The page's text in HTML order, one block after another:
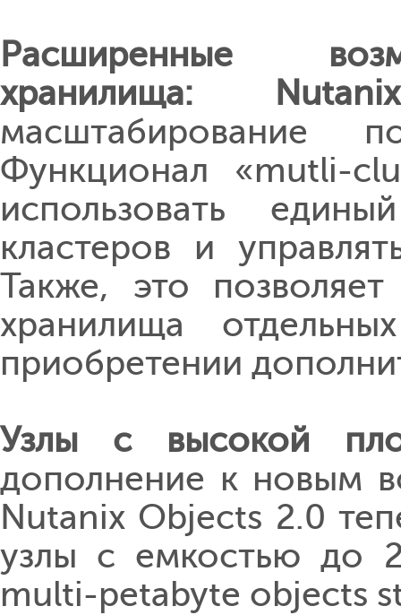
Расширенные
хранилища:
масштабирование
Функционал «mutli-
использовать
кластеров и
Также, это
хранилища
приобретении
Узлы с высокой
дополнение к новым
Nutanix Objects 2.0
узлы с емкостью до
multi-petabyte objects